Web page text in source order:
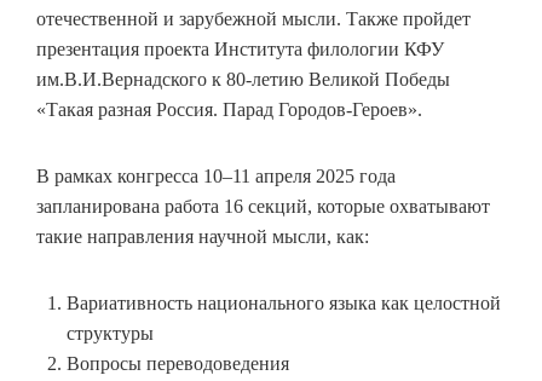
отечественной и зарубежной мысли. Также пройдет
презентация проекта Института филологии КФУ
им.В.И.Вернадского к 80-летию Великой Победы
«Такая разная Россия. Парад Городов-Героев».
В рамках конгресса 10–11 апреля 2025 года
запланирована работа 16 секций, которые охватывают
такие направления научной мысли, как:
Вариативность национального языка как целостной
структуры
Вопросы переводоведения